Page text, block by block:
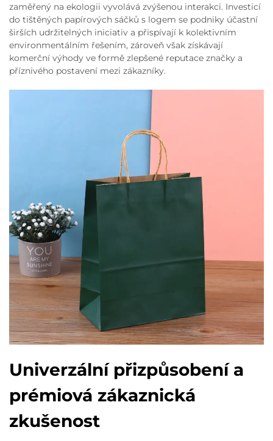
zaměřený na ekologii vyvolává zvýšenou interakci. Investicí
do tištěných papírových sáčků s logem se podniky účastní
širších udržitelných iniciativ a přispívají k kolektivním
environmentálním řešením, zároveň však získávají
komerční výhody ve formě zlepšené reputace značky a
příznivého postavení mezi zákazníky.
Univerzální přizpůsobení a
prémiová zákaznická
zkušenost